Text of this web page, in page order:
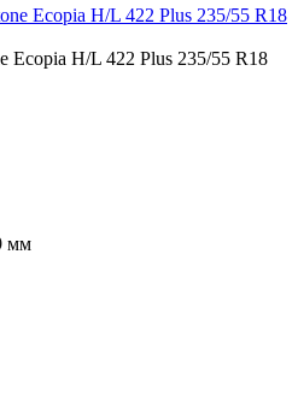
H/L 422 Plus 235/55 R18
мм